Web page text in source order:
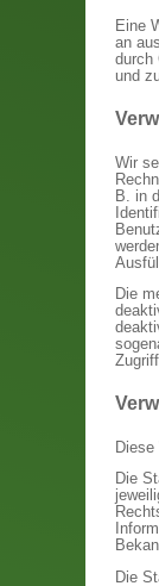
Eine
an
durch
und
Wir
B. in
Die
Die
Die